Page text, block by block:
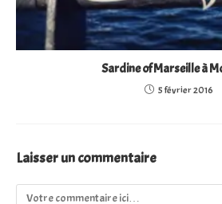
Sardine of Marseille à
5 février 2016
Laisser un commentaire
Comment